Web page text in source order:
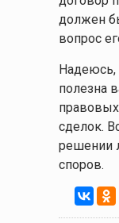
должен
вопрос
Надеюсь,
полезна
сделок.
решении
споров.